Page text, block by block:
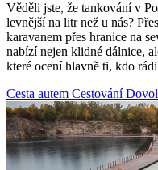
Věděli jste, že tankování v
levnější na litr než u nás?
karavanem přes hranice na
nabízí nejen klidné dálnice,
které ocení hlavně ti, kdo
Cesta autem Cestování